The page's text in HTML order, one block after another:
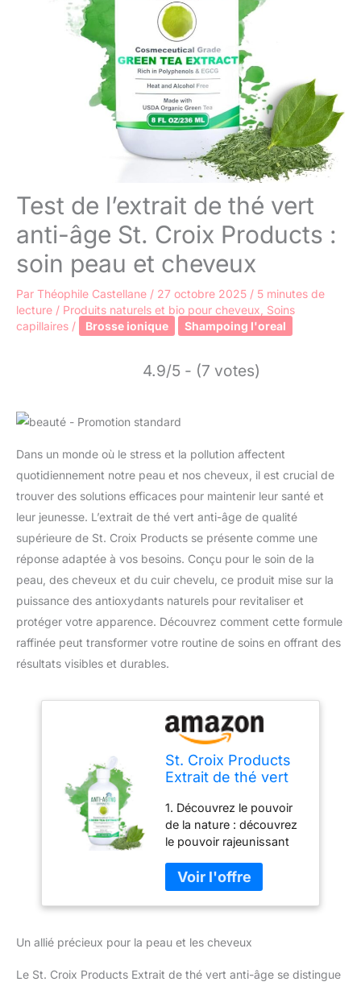
Test de l’extrait de thé vert
anti-âge St. Croix Products :
soin peau et cheveux
Par Théophile Castellane / 27 octobre 2025 / 5 minutes de
lecture / Produits naturels et bio pour cheveux Soins
capillaires / Brosse ionique Shampoing l'oreal
4.9/5 - (7 votes)
Dans un monde où le stress et la pollution affectent
quotidiennement notre peau et nos cheveux, il est crucial de
trouver des solutions efficaces pour maintenir leur santé et
leur jeunesse. L’extrait de thé vert anti-âge de qualité
supérieure de St. Croix Products se présente comme une
réponse adaptée à vos besoins. Conçu pour le soin de la
peau, des cheveux et du cuir chevelu, ce produit mise sur la
puissance des antioxydants naturels pour revitaliser et
protéger votre apparence. Découvrez comment cette formule
raffinée peut transformer votre routine de soins en offrant des
résultats visibles et durables.
St. Croix Products
Extrait de thé vert
supérieure pour le
soin de la peau, des
cheveux et du cuir
chevelu (220 g)
1. Découvrez le pouvoir
de la nature : découvrez
le pouvoir rajeunissant
pour la peau et les
cheveux. Notre formule
professionnelle de
assure pureté et
tous les types de peau.
Un allié précieux pour la peau et les cheveux
Le St. Croix Products Extrait de thé vert anti-âge se distingue